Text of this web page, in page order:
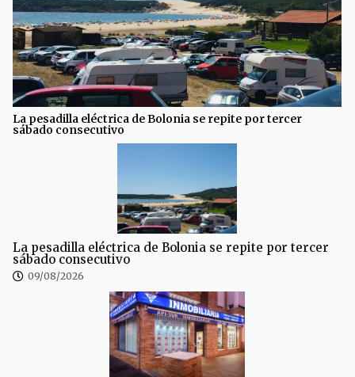
La pesadilla eléctrica de Bolonia se repite por tercer
sábado consecutivo
La pesadilla eléctrica de Bolonia se repite por tercer
sábado consecutivo
09/08/2026